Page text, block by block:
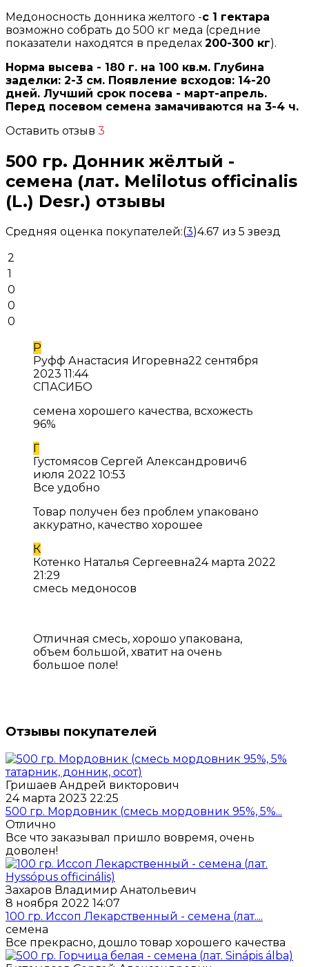
Медоносность донника желтого -с 1 гектара
возможно собрать до 500 кг меда (средние
показатели находятся в пределах 200-300 кг).
Норма высева - 180 г. на 100 кв.м. Глубина
заделки: 2-3 см. Появление всходов: 14-20
дней. Лучший срок посева - март-апрель.
Перед посевом семена замачиваются на 3-4 ч.
Оставить отзыв 3
500 гр. Донник жёлтый -
семена (лат. Melilo­tus officinalis
(L.) Desr.) отзывы
Средняя оценка покупателей:(3)4.67 из 5 звезд
2
1
0
0
0
Р
Руфф Анастасия Игоревна22 сентября
2023 11:44
СПАСИБО
семена хорошего качества, всхожесть
96%
Г
Густомясов Сергей Александрович6
июля 2022 10:53
Все удобно
Товар получен без проблем упаковано
аккуратно, качество хорошее
К
Котенко Наталья Сергеевна24 марта 2022
21:29
смесь медоносов
Отличная смесь, хорошо упакована,
объем большой, хватит на очень
большое поле!
Отзывы покупателей
Гришаев Андрей викторович
24 марта 2023 22:25
500 гр. Мордовник (смесь мордовник 95%, 5%...
Отлично
Все что заказывал пришло вовремя, очень
доволен!
Захаров Владимир Анатольевич
8 ноября 2022 14:07
100 гр. Иссоп Лекарственный - семена (лат....
семена
Все прекрасно, дошло товар хорошего качества